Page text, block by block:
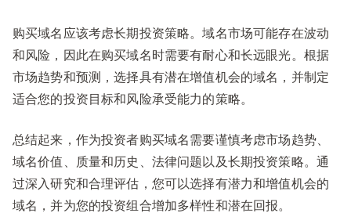
购买域名应该考虑长期投资策略。域名市场可能存在波动
和风险，因此在购买域名时需要有耐心和长远眼光。根据
市场趋势和预测，选择具有潜在增值机会的域名，并制定
适合您的投资目标和风险承受能力的策略。
总结起来，作为投资者购买域名需要谨慎考虑市场趋势、
域名价值、质量和历史、法律问题以及长期投资策略。通
过深入研究和合理评估，您可以选择有潜力和增值机会的
域名，并为您的投资组合增加多样性和潜在回报。